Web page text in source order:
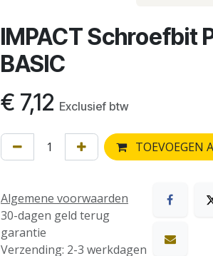
IMPACT Schroefbit
BASIC
€ 7,12 Exclusief btw
TOEVOEGEN
Algemene voorwaarden
30-dagen geld terug
garantie
Verzending: 2-3 werkdagen